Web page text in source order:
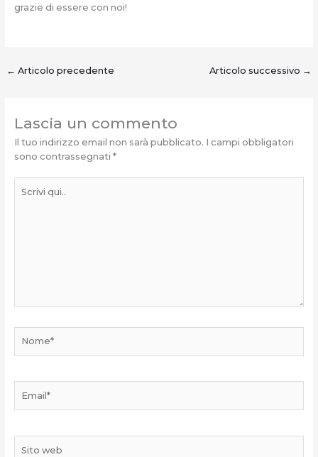
grazie di essere con noi!
← Articolo precedente Articolo successivo →
Lascia un commento
Il tuo indirizzo email non sarà pubblicato. I campi obbligatori
sono contrassegnati *
qui..